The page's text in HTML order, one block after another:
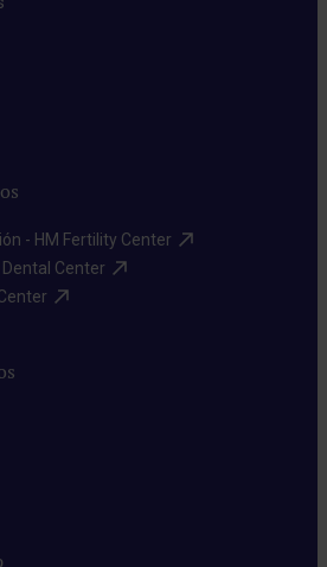
- HM Fertility Center​
Center​